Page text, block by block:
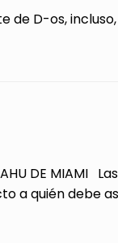
D-os,
DE
a quién debe